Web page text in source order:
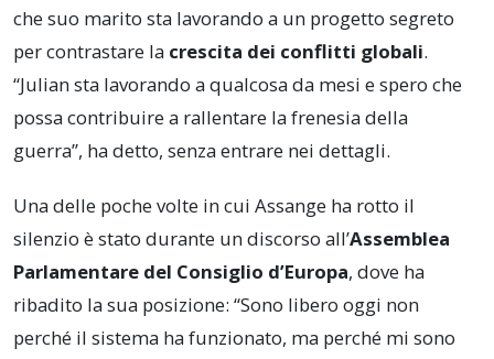
che suo marito sta lavorando a un progetto segreto
per contrastare la crescita dei conflitti globali.
“Julian sta lavorando a qualcosa da mesi e spero che
possa contribuire a rallentare la frenesia della
guerra”, ha detto, senza entrare nei dettagli.
Una delle poche volte in cui Assange ha rotto il
silenzio è stato durante un discorso all’Assemblea
Parlamentare del Consiglio d’Europa, dove ha
ribadito la sua posizione: “Sono libero oggi non
perché il sistema ha funzionato, ma perché mi sono